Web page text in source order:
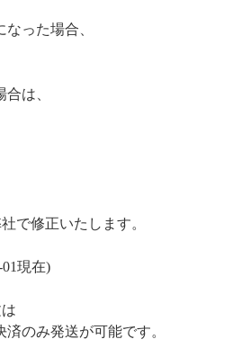
った場合、
は、
で修正いたします。
現在)
のみ発送が可能です。